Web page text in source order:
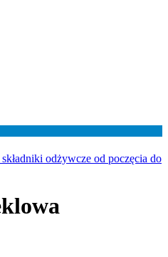
odżywcze od poczęcia do